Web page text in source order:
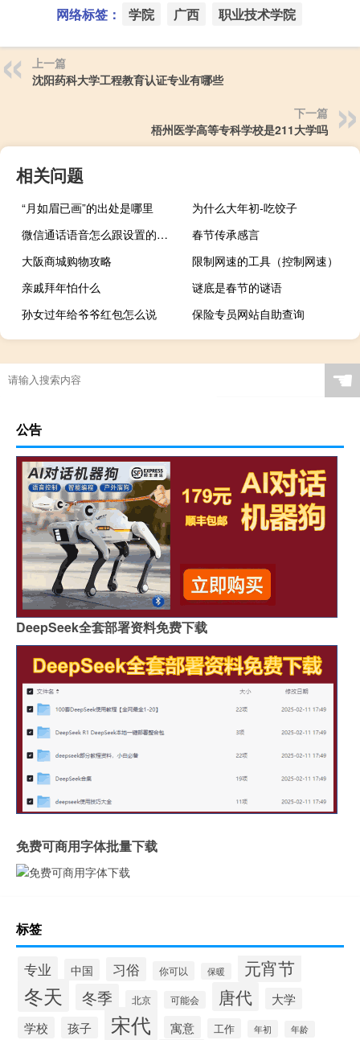
网络标签： 学院 广西 职业技术学院
上一篇
沈阳药科大学工程教育认证专业有哪些
下一篇
梧州医学高等专科学校是211大学吗
相关问题
“月如眉已画”的出处是哪里
为什么大年初-吃饺子
微信通话语音怎么跟设置的不一样（微信语音通话能不能实时设置变声）
春节传承感言
大阪商城购物攻略
限制网速的工具（控制网速）
亲戚拜年怕什么
谜底是春节的谜语
孙女过年给爷爷红包怎么说
保险专员网站自助查询
☚
公告
DeepSeek全套部署资料免费下载
免费可商用字体批量下载
标签
专业 中国 习俗 你可以 保暖 元宵节
冬天 冬季 北京 可能会 唐代
大学
学校
孩子 宋代 寓意 工作 年初 年龄